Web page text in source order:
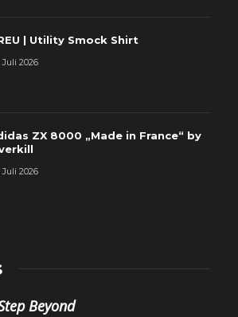
| Utility Smock Shirt
Juli 2026
ZX 8000 „Made in France“ by
Juli 2026
Beyond